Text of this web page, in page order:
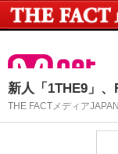
新人「1THE9」、
THE FACTメディア